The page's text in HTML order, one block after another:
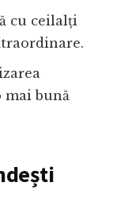
cu ceilalți
bună